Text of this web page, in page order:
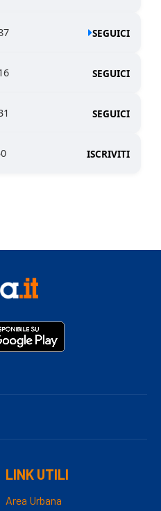
SEGUICI
SEGUICI
SEGUICI
ISCRIVITI
LINK UTILI
Area Urbana